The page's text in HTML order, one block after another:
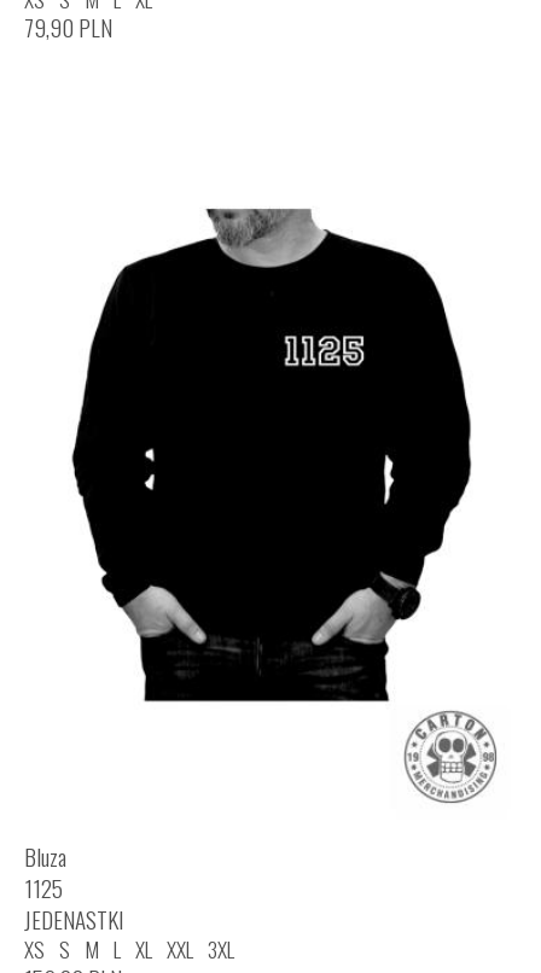
79,90 PLN
Bluza
1125
JEDENASTKI
XS S M L XL XXL 3XL